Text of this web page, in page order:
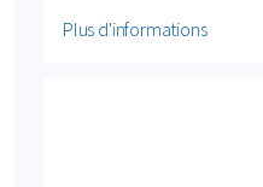
Plus d'informations